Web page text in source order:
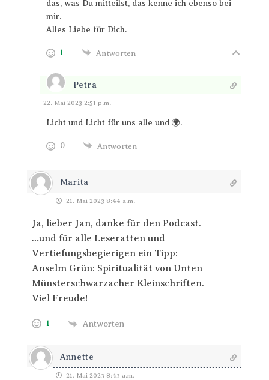
das, was Du mitteilst, das kenne ich ebenso bei
mir.
Alles Liebe für Dich.
1 Antworten
Petra
Antworten
22. Mai 2023 2:51 p.m.
Licht und Licht für uns alle und 🌍.
0 Antworten
Marita
21. Mai 2023 8:44 a.m.
Ja, lieber Jan, danke für den Podcast.
…und für alle Leseratten und
Vertiefungsbegierigen ein Tipp:
Anselm Grün: Spiritualität von Unten
Münsterschwarzacher Kleinschriften.
Viel Freude!
1 Antworten
Annette
21. Mai 2023 8:43 a.m.